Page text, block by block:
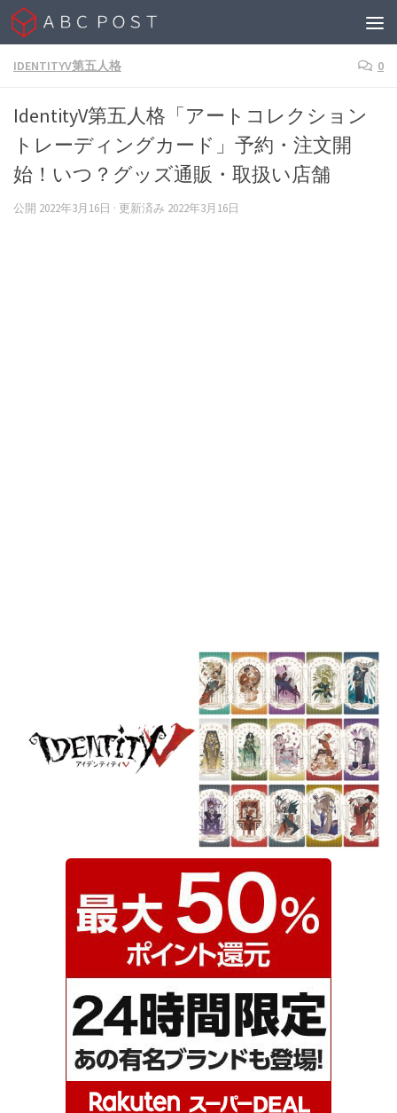
Skip to content
IDENTITYV第五人格 0
IdentityV第五人格「アートコレクション
トレーディングカード」予約・注文開
始！いつ？グッズ通販・取扱い店舗
公開 2022年3月16日 · 更新済み 2022年3月16日